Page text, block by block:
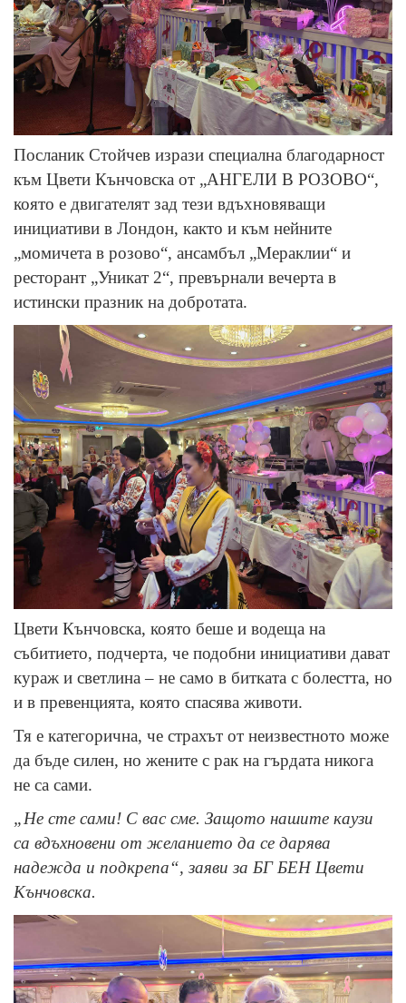
Посланик Стойчев изрази специална благодарност
към Цвети Кънчовска от „АНГЕЛИ В РОЗОВО“,
която е двигателят зад тези вдъхновяващи
инициативи в Лондон, както и към нейните
„момичета в розово“, ансамбъл „Мераклии“ и
ресторант „Уникат 2“, превърнали вечерта в
истински празник на добротата.
Цвети Кънчовска, която беше и водеща на
събитието, подчерта, че подобни инициативи дават
кураж и светлина – не само в битката с болестта, но
и в превенцията, която спасява животи.
Тя е категорична, че страхът от неизвестното може
да бъде силен, но жените с рак на гърдата никога
не са сами.
„Не сте сами! С вас сме. Защото нашите каузи
са вдъхновени от желанието да се дарява
надежда и подкрепа“, заяви за БГ БЕН Цвети
Кънчовска.